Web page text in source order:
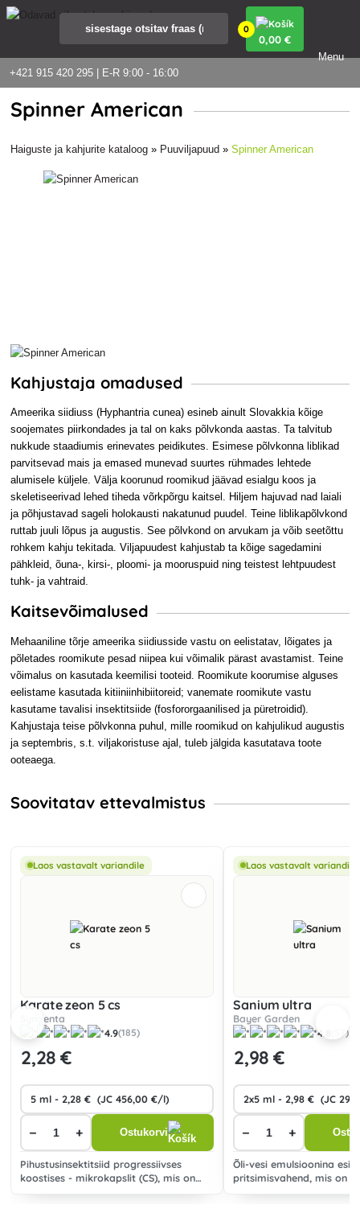
+421 915 420 295 | E-R 9:00 - 16:00
0
0,00 €
Menu
Spinner American
Haiguste ja kahjurite kataloog » Puuviljapuud »Spinner American
Kahjustaja omadused
Ameerika siidiuss (Hyphantria cunea) esineb ainult Slovakkia kõige
soojemates piirkondades ja tal on kaks põlvkonda aastas. Ta talvitub
nukkude staadiumis erinevates peidikutes. Esimese põlvkonna liblikad
parvitsevad mais ja emased munevad suurtes rühmades lehtede
alumisele küljele. Välja koorunud roomikud jäävad esialgu koos ja
skeletiseerivad lehed tiheda võrkpõrgu kaitsel. Hiljem hajuvad nad laiali
ja põhjustavad sageli holokausti nakatunud puudel. Teine liblikapõlvkond
ruttab juuli lõpus ja augustis. See põlvkond on arvukam ja võib seetõttu
rohkem kahju tekitada. Viljapuudest kahjustab ta kõige sagedamini
pähkleid, õuna-, kirsi-, ploomi- ja mooruspuid ning teistest lehtpuudest
tuhk- ja vahtraid.
Kaitsevõimalused
Mehaaniline tõrje ameerika siidiusside vastu on eelistatav, lõigates ja
põletades roomikute pesad niipea kui võimalik pärast avastamist. Teine
võimalus on kasutada keemilisi tooteid. Roomikute koorumise alguses
eelistame kasutada kitiiniinhibiitoreid; vanemate roomikute vastu
kasutame tavalisi insektitsiide (fosfororgaanilised ja püretroidid).
Kahjustaja teise põlvkonna puhul, mille roomikud on kahjulikud augustis
ja septembris, s.t. viljakoristuse ajal, tuleb jälgida kasutatava toote
ooteaega.
Soovitatav ettevalmistus
Laos vastavalt variandile
Karate zeon 5 cs
Syngenta
4.9(185)
2,28 €
− + Ostukorvi
Pihustusinsektitsiid progressiivses
koostises - mikrokapslit (CS), mis on
Laos vastavalt variandile
Sanium ultra
Bayer Garden
4.8
(57)
2,98 €
− +
Õli-vesi emulsioonina
pritsimisvahend, mis on